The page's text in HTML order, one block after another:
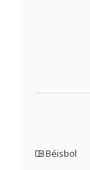
Béisbol